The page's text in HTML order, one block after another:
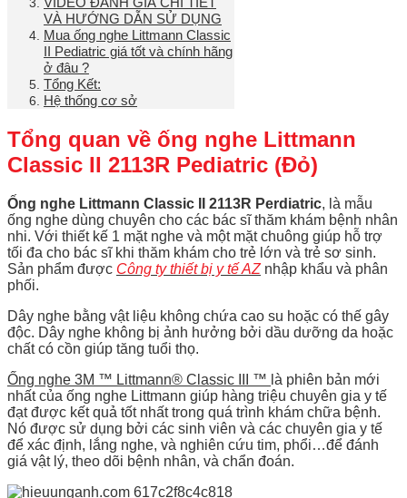
VÀ HƯỚNG DẪN SỬ DỤNG
Mua ống nghe Littmann Classic
II Pediatric giá tốt và chính hãng
ở đâu ?
Tổng Kết:
Hệ thống cơ sở
Tổng quan về ống nghe Littmann
Classic II 2113R Pediatric (Đỏ)
Ống nghe Littmann Classic II 2113R Perdiatric, là mẫu
ống nghe dùng chuyên cho các bác sĩ thăm khám bệnh nhân
nhi. Với thiết kế 1 mặt nghe và một mặt chuông giúp hỗ trợ
tối đa cho bác sĩ khi thăm khám cho trẻ lớn và trẻ sơ sinh.
Sản phẩm được Công ty thiết bị y tế AZnhập khẩu và phân
phối.
Dây nghe bằng vật liệu không chứa cao su hoặc có thế gây
độc. Dây nghe không bị ảnh hưởng bởi dầu dưỡng da hoặc
chất có cồn giúp tăng tuổi thọ.
Ống nghe 3M ™ Littmann® Classic III ™ là phiên bản mới
nhất của ống nghe Littmann giúp hàng triệu chuyên gia y tế
đạt được kết quả tốt nhất trong quá trình khám chữa bệnh.
Nó được sử dụng bởi các sinh viên và các chuyên gia y tế
để xác định, lắng nghe, và nghiên cứu tim, phổi…để đánh
giá vật lý, theo dõi bệnh nhân, và chẩn đoán.